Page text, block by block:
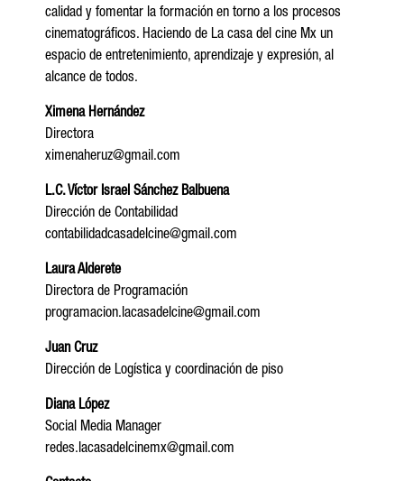
calidad y fomentar la formación en torno a los procesos
cinematográficos. Haciendo de La casa del cine Mx un
espacio de entretenimiento, aprendizaje y expresión, al
alcance de todos.
Ximena Hernández
Directora
ximenaheruz@gmail.com
L.C. Víctor Israel Sánchez Balbuena
Dirección de Contabilidad
contabilidadcasadelcine@gmail.com
Laura Alderete
Directora de Programación
programacion.lacasadelcine@gmail.com
Juan Cruz
Dirección de Logística y coordinación de piso
Diana López
Social Media Manager
redes.lacasadelcinemx@gmail.com